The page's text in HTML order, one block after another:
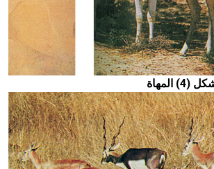
(4) المهاة